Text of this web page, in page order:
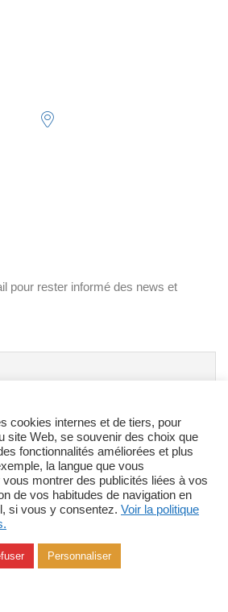
pour rester informé des news et
recevoir notre newsletter, cliquez sur
la Newsletter pour vous désabonner.
de l’utilisation de vos
cookies internes et de tiers, pour
site Web, se souvenir des choix que
fonctionnalités améliorées et plus
la langue que vous
montrer des publicités liées à vos
de vos habitudes de navigation en
si vous y consentez. Voir la politique
Personnaliser